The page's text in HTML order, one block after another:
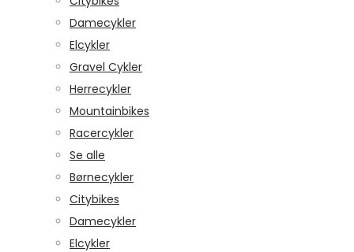
Damecykler
Elcykler
Gravel Cykler
Herrecykler
Mountainbikes
Racercykler
Se alle
Børnecykler
Citybikes
Damecykler
Elcykler